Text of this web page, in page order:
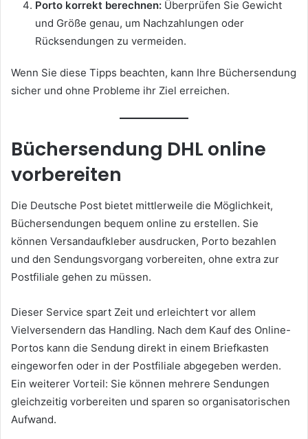
Porto korrekt berechnen: Überprüfen Sie Gewicht
und Größe genau, um Nachzahlungen oder
Rücksendungen zu vermeiden.
Wenn Sie diese Tipps beachten, kann Ihre Büchersendung
sicher und ohne Probleme ihr Ziel erreichen.
Büchersendung DHL online
vorbereiten
Die Deutsche Post bietet mittlerweile die Möglichkeit,
Büchersendungen bequem online zu erstellen. Sie
können Versandaufkleber ausdrucken, Porto bezahlen
und den Sendungsvorgang vorbereiten, ohne extra zur
Postfiliale gehen zu müssen.
Dieser Service spart Zeit und erleichtert vor allem
Vielversendern das Handling. Nach dem Kauf des Online-
Portos kann die Sendung direkt in einem Briefkasten
eingeworfen oder in der Postfiliale abgegeben werden.
Ein weiterer Vorteil: Sie können mehrere Sendungen
gleichzeitig vorbereiten und sparen so organisatorischen
Aufwand.